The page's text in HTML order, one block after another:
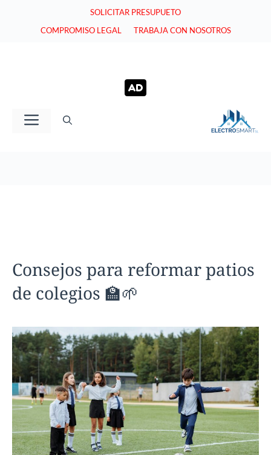
SOLICITAR PRESUPUETO
COMPROMISO LEGAL
TRABAJA CON NOSOTROS
Menú
Consejos para reformar patios
de colegios 🏫🌱